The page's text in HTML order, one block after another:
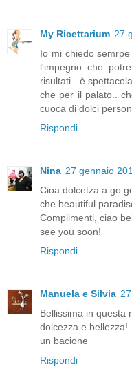
My Ricettarium 27
Io mi chiedo
l'impegno che
risultati.. è
che per il palato..
cuoca di dolci
Rispondi
Nina 27 gennaio
Cioa dolcetza a go
che beautiful
Complimenti, ciao
see you soon!
Rispondi
Manuela e Silvia
Bellissima in questa
dolcezza e bellezza!
un bacione
Rispondi